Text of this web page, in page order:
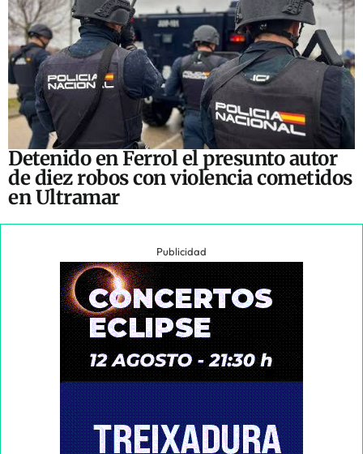
Detenido en Ferrol el presunto autor
de diez robos con violencia cometidos
en Ultramar
Publicidad